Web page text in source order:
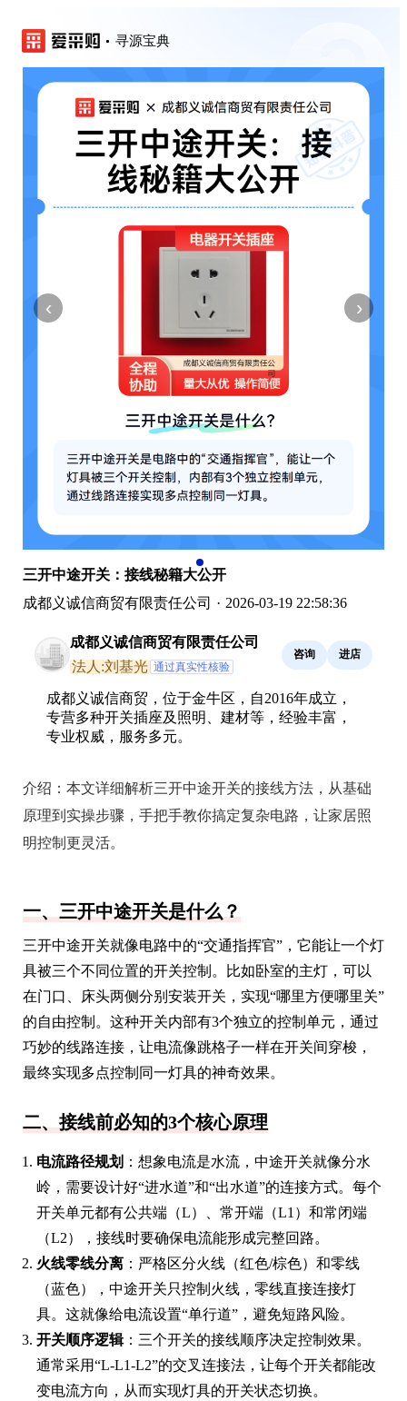
寻源宝典
‹ ›
三开中途开关：接线秘籍大公开
成都义诚信商贸有限责任公司 · 2026-03-19 22:58:36
成都义诚信商贸有限责任公司
法人:刘基光 通过真实性核验
咨询 进店
成都义诚信商贸，位于金牛区，自2016年成立，
专营多种开关插座及照明、建材等，经验丰富，
专业权威，服务多元。
介绍： 本文详细解析三开中途开关的接线方法，从基础
原理到实操步骤，手把手教你搞定复杂电路，让家居照
明控制更灵活。
一、三开中途开关是什么？
三开中途开关就像电路中的“交通指挥官”，它能让一个灯
具被三个不同位置的开关控制。比如卧室的主灯，可以
在门口、床头两侧分别安装开关，实现“哪里方便哪里关”
的自由控制。这种开关内部有3个独立的控制单元，通过
巧妙的线路连接，让电流像跳格子一样在开关间穿梭，
最终实现多点控制同一灯具的神奇效果。
二、接线前必知的3个核心原理
电流路径规划 ：想象电流是水流，中途开关就像分水
岭，需要设计好“进水道”和“出水道”的连接方式。每个
开关单元都有公共端（L）、常开端（L1）和常闭端
（L2），接线时要确保电流能形成完整回路。
火线零线分离 ：严格区分火线（红色/棕色）和零线
（蓝色），中途开关只控制火线，零线直接连接灯
具。这就像给电流设置“单行道”，避免短路风险。
开关顺序逻辑：三个开关的接线顺序决定控制效果。
通常采用“L-L1-L2”的交叉连接法，让每个开关都能改
变电流方向，从而实现灯具的开关状态切换。